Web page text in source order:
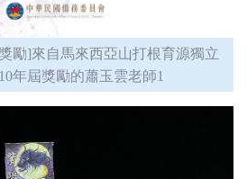
勵]來自馬來西亞山打根育源獨立
年屆獎勵的蕭玉雲老師1